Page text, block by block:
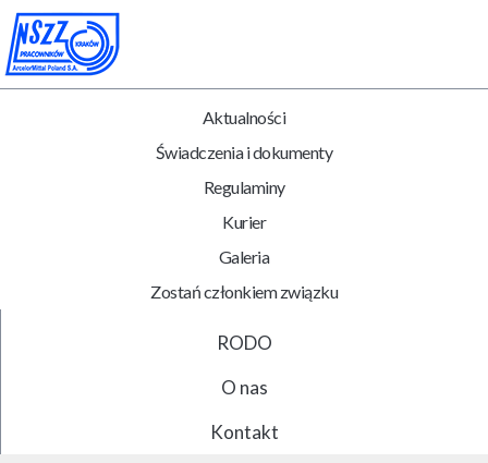
RODO
O nas
Kontakt
Aktualności
Świadczenia i dokumenty
Regulaminy
Kurier
Galeria
Zostań członkiem związku